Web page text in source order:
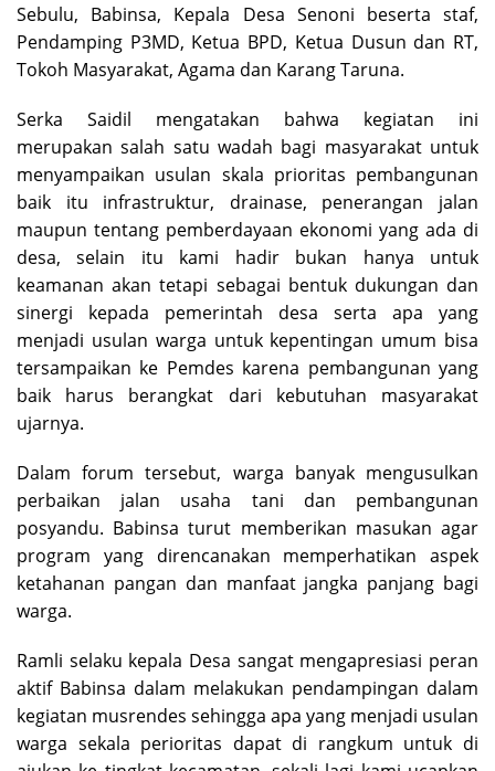
Sebulu, Babinsa, Kepala Desa Senoni beserta staf,
Pendamping P3MD, Ketua BPD, Ketua Dusun dan RT,
Tokoh Masyarakat, Agama dan Karang Taruna.
Serka Saidil mengatakan bahwa kegiatan ini
merupakan salah satu wadah bagi masyarakat untuk
menyampaikan usulan skala prioritas pembangunan
baik itu infrastruktur, drainase, penerangan jalan
maupun tentang pemberdayaan ekonomi yang ada di
desa, selain itu kami hadir bukan hanya untuk
keamanan akan tetapi sebagai bentuk dukungan dan
sinergi kepada pemerintah desa serta apa yang
menjadi usulan warga untuk kepentingan umum bisa
tersampaikan ke Pemdes karena pembangunan yang
baik harus berangkat dari kebutuhan masyarakat
ujarnya.
Dalam forum tersebut, warga banyak mengusulkan
perbaikan jalan usaha tani dan pembangunan
posyandu. Babinsa turut memberikan masukan agar
program yang direncanakan memperhatikan aspek
ketahanan pangan dan manfaat jangka panjang bagi
warga.
Ramli selaku kepala Desa sangat mengapresiasi peran
aktif Babinsa dalam melakukan pendampingan dalam
kegiatan musrendes sehingga apa yang menjadi usulan
warga sekala perioritas dapat di rangkum untuk di